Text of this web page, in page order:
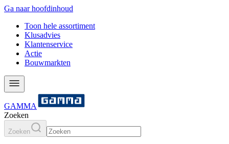
Ga naar hoofdinhoud
Toon hele assortiment
Klusadvies
Klantenservice
Actie
Bouwmarkten
GAMMA
Zoeken
Zoeken